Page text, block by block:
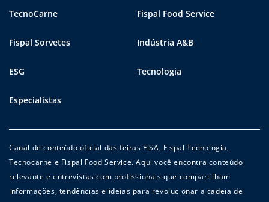
TecnoCarne Fispal Food Service
Fispal Sorvetes Indústria A&B
ESG Tecnologia
Especialistas
Canal de conteúdo oficial das feiras FiSA, Fispal Tecnologia,
Tecnocarne e Fispal Food Service. Aqui você encontra conteúdo
relevante e entrevistas com profissionais que compartilham
informações, tendências e ideias para revolucionar a cadeia de